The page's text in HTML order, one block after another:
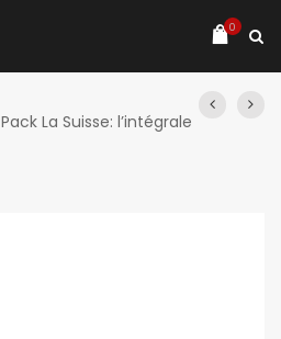
0
Pack La Suisse: l’intégrale